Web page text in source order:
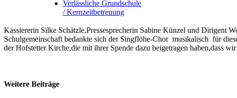
Verlässliche Grundschule
/ Kernzeitbetreuung
Kassiererin Silke Schätzle,Pressesprecherin Sabine Künzel und Dirigent
Schulgemeinschaft bedankte sich der Singflöhe-Chor musikalisch für
der Hofstetter Kirche,die mit ihrer Spende dazu beigetragen haben,dass
Weitere Beiträge